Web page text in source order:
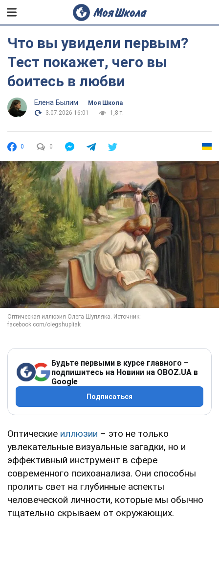
Что вы увидели первым?
Тест покажет, чего вы
боитесь в любви
Елена Былим
Моя Школа
3.07.2026 16:01
1,8 т.
0 0
Будьте первыми в курсе главного –
подпишитесь на Новини на OBOZ.UA в
Google
Подписаться
Оптические иллюзии – это не только
увлекательные визуальные загадки, но и
эффективный инструмент в сфере
современного психоанализа. Они способны
пролить свет на глубинные аспекты
человеческой личности, которые мы обычно
тщательно скрываем от окружающих.